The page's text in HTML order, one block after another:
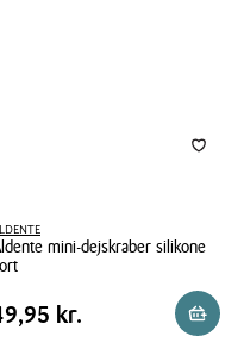
butik
mini-dejskraber silikone
tabel
49,95 kr.
kr.